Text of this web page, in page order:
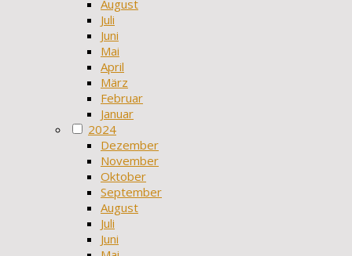
August
Juli
Juni
Mai
April
März
Februar
Januar
2024
Dezember
November
Oktober
September
August
Juli
Juni